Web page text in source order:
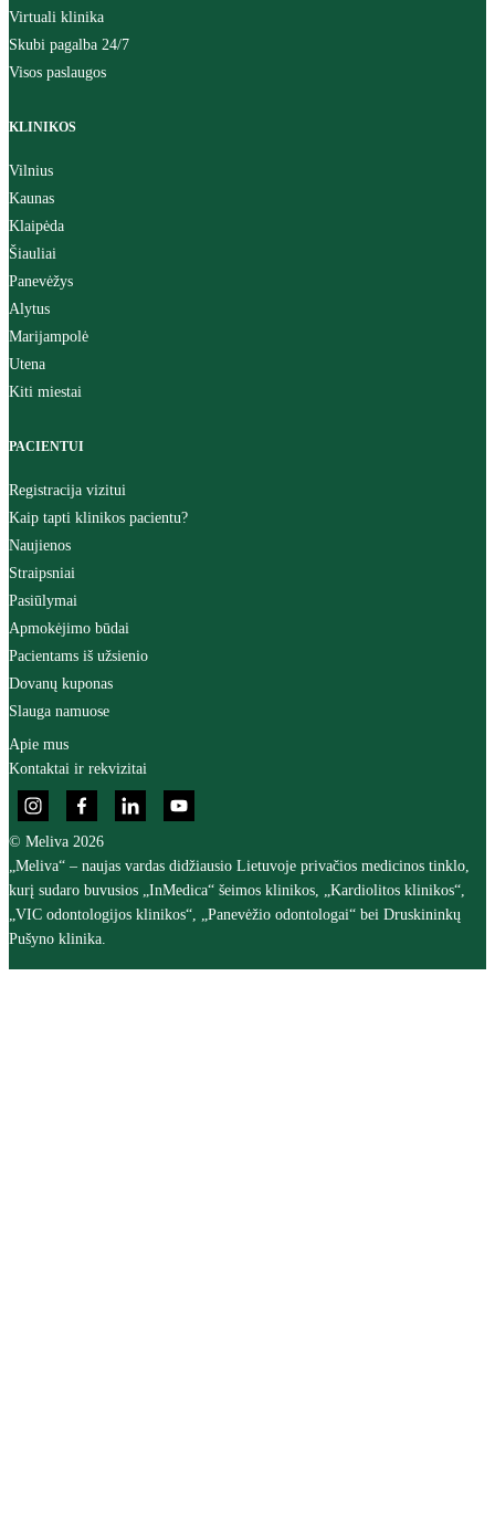
Virtuali klinika
Skubi pagalba 24/7
Visos paslaugos
KLINIKOS
Vilnius
Kaunas
Klaipėda
Šiauliai
Panevėžys
Alytus
Marijampolė
Utena
Kiti miestai
PACIENTUI
Registracija vizitui
Kaip tapti klinikos pacientu?
Naujienos
Straipsniai
Pasiūlymai
Apmokėjimo būdai
Pacientams iš užsienio
Dovanų kuponas
Slauga namuose
Apie mus
Kontaktai ir rekvizitai
© Meliva 2026
„Meliva“ – naujas vardas didžiausio Lietuvoje privačios medicinos tinklo,
kurį sudaro buvusios „InMedica“ šeimos klinikos, „Kardiolitos klinikos“,
„VIC odontologijos klinikos“, „Panevėžio odontologai“ bei Druskininkų
Pušyno klinika.